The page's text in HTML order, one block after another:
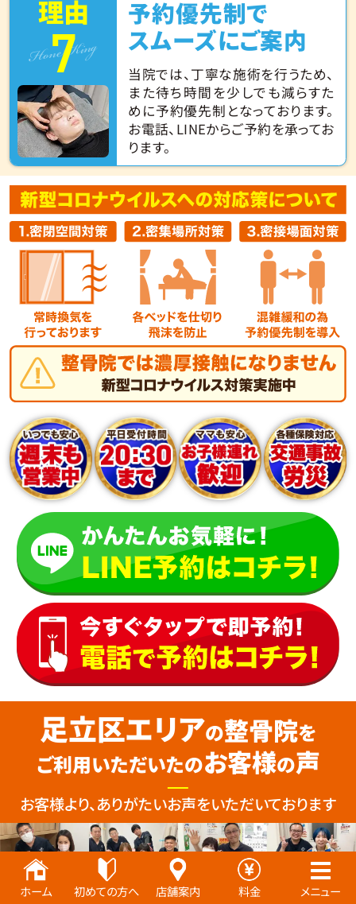
ホーム 初めての方へ 店舗案内 料金 メニュー
理由
7
Hone King
予約優先制で
スムーズにご案内
当院では、丁寧な施術を行うため、
また待ち時間を少しでも減らすた
めに予約優先制となっております。
お電話、LINEからご予約を承ってお
ります。
足立区エリアの整骨院を
ご利用いただいたのお客様の声
お客様より、ありがたいお声をいただいております